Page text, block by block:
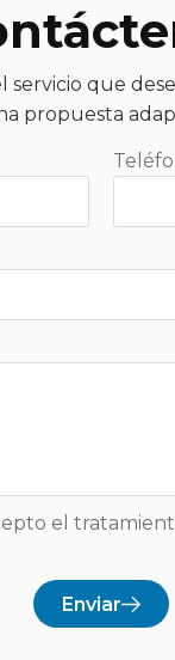
que
propuesta
el
Enviar